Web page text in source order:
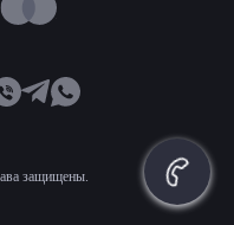
защищены.